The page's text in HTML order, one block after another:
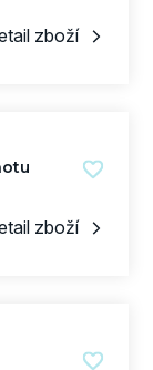
zboží
zboží